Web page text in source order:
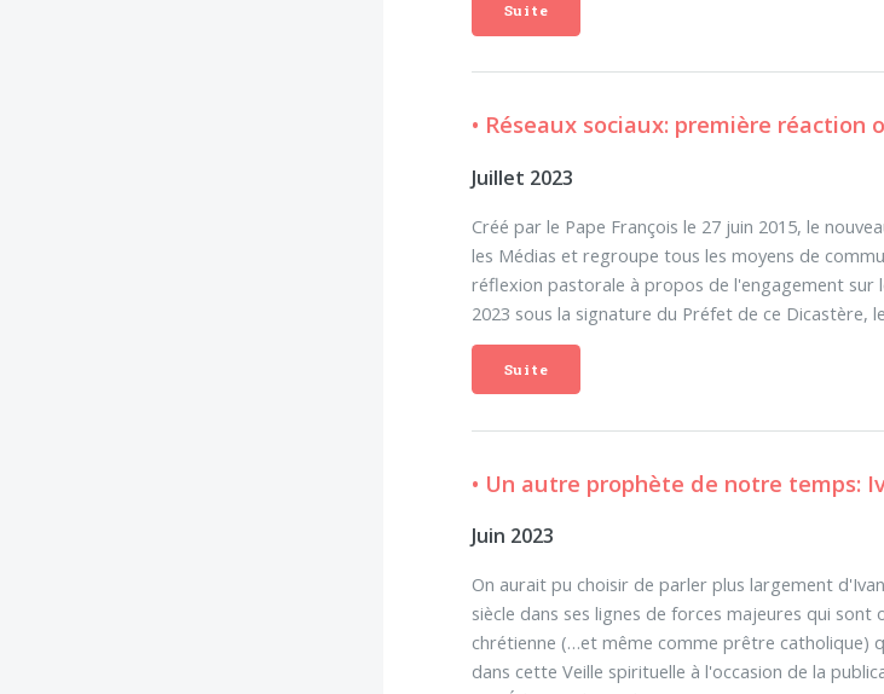
Suite
• Réseaux sociaux: première
Juillet 2023
Créé par le Pape François le 27 juin 2015, le
les Médias et regroupe tous les moyens de
réflexion pastorale à propos de l'engagement sur
2023 sous la signature du Préfet de ce Dicastère,
Suite
• Un autre prophète de notre temps:
Juin 2023
On aurait pu choisir de parler plus largement
siècle dans ses lignes de forces majeures qui
chrétienne (…et même comme prêtre catholique)
dans cette Veille spirituelle à l'occasion de la